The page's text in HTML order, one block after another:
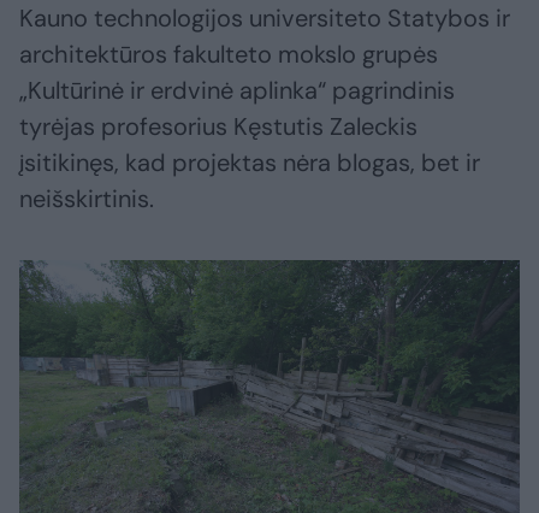
Kauno technologijos universiteto Statybos ir
architektūros fakulteto mokslo grupės
„Kultūrinė ir erdvinė aplinka“ pagrindinis
tyrėjas profesorius Kęstutis Zaleckis
įsitikinęs, kad projektas nėra blogas, bet ir
neišskirtinis.